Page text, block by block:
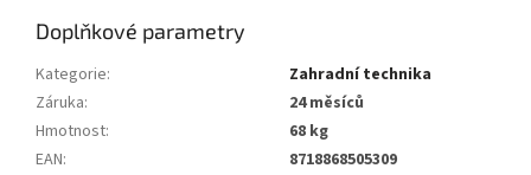
Doplňkové parametry
Kategorie:
Zahradní technika
Záruka:
24 měsíců
Hmotnost:
68 kg
EAN:
8718868505309